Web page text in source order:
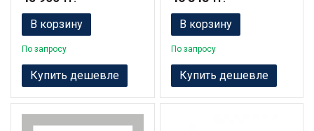
В корзину
По запросу
Купить дешевле
В корзину
По запросу
Купить дешевле